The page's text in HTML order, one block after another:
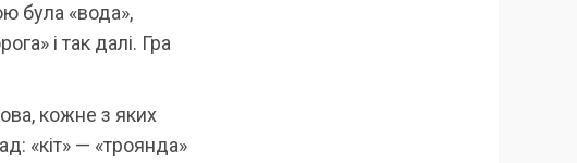
була «вода»,
і так далі. Гра
кожне з яких
«кіт» — «троянда»